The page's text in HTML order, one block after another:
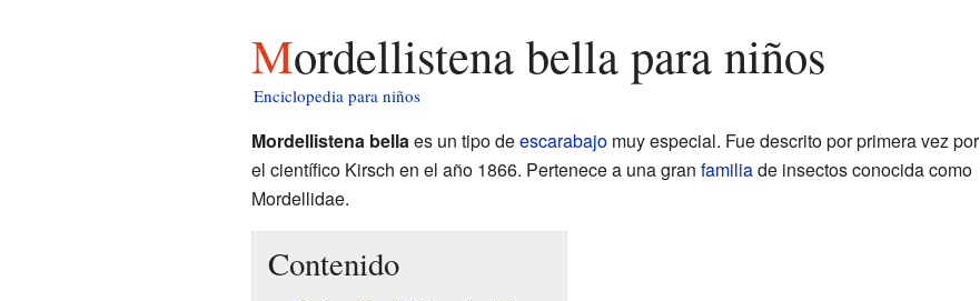
Mordellistena bella para niños
Enciclopedia para niños
Mordellistena bellaes un tipo deescarabajomuy especial. Fue descrito por primera vez por
el científico Kirsch en el año 1866. Pertenece a una gran familiade insectos conocida como
Mordellidae.
Contenido